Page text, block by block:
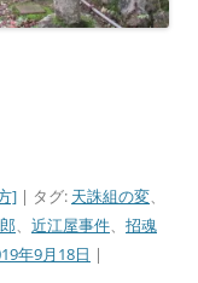
] | タグ: 天誅組の変、
、 近江屋事件、 招魂
年9月18日 |